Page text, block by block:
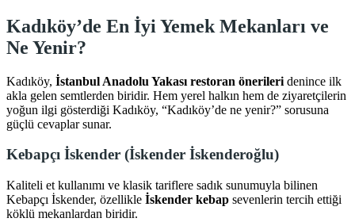
Kadıköy’de En İyi Yemek Mekanları ve
Ne Yenir?
Kadıköy, İstanbul Anadolu Yakası restoran önerileri denince ilk
akla gelen semtlerden biridir. Hem yerel halkın hem de ziyaretçilerin
yoğun ilgi gösterdiği Kadıköy, “Kadıköy’de ne yenir?” sorusuna
güçlü cevaplar sunar.
Kebapçı İskender (İskender İskenderoğlu)
Kaliteli et kullanımı ve klasik tariflere sadık sunumuyla bilinen
Kebapçı İskender, özellikle İskender kebap sevenlerin tercih ettiği
köklü mekanlardan biridir.